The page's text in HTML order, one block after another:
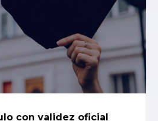
con validez oficial